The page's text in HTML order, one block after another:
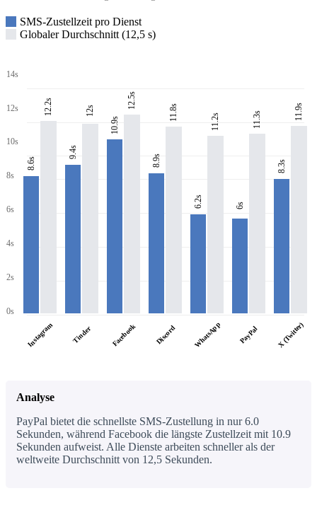
SMS-Zustellzeit pro Dienst
Globaler Durchschnitt (12,5 s)
14s
12s
10s
8s
6s
4s
2s
0s
8.6s
12.2s
Instagram
9.4s
12s
Tinder
10.9s
12.5s
Facebook
8.9s
11.8s
Discord
6.2s
11.2s
WhatsApp
6s
11.3s
PayPal
8.3s
11.9s
X (Twitter)
Analyse
PayPal bietet die schnellste SMS-Zustellung in nur 6.0
Sekunden, während Facebook die längste Zustellzeit mit 10.9
Sekunden aufweist. Alle Dienste arbeiten schneller als der
weltweite Durchschnitt von 12,5 Sekunden.